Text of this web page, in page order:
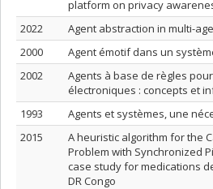
platform on privacy
2022
Agent abstraction in multi-
2000
Agent émotif dans un
2002
Agents à base de règles
électroniques : concepts et
1993
Agents et systèmes, une
2015
A heuristic algorithm for the
Problem with Synchronized
case study for medications
DR Congo